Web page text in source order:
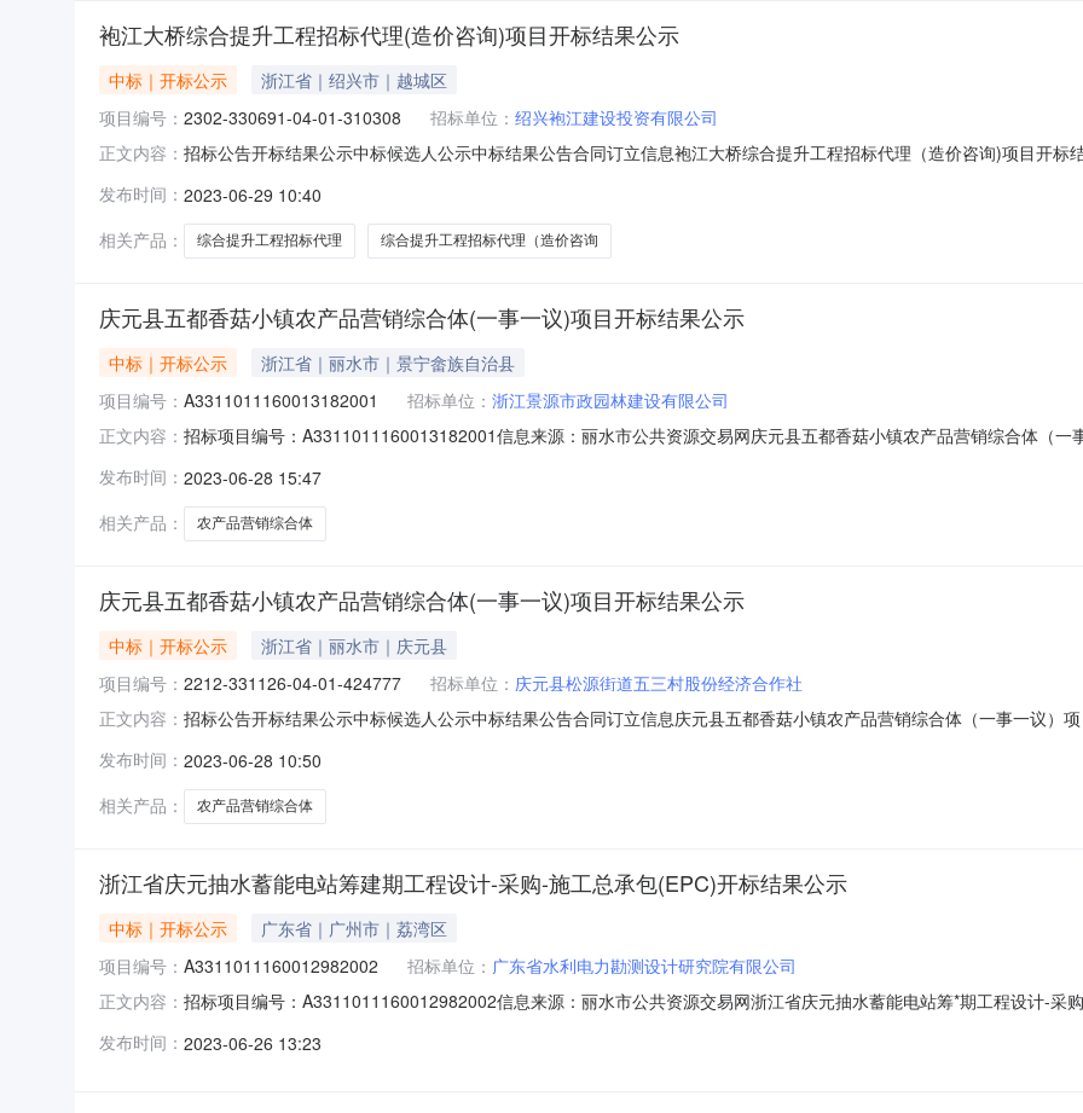
袍江大桥综合提升工程招标代理(造价咨询)项目开标结果公示
中标｜开标公示
浙江省｜绍兴市｜越城区
项目编号： 2302-330691-04-01-310308 招标单位： 绍兴袍江建设投资有限公司
正文内容： 招标公告开标结果公示中标候选人公示中标结果公告合同订立信息袍江大桥综合提升工程招标代理（造价咨询)项目开
询)项目项目代码:2302-330691-04-01-310308招标人:名称:绍兴袍江建设投资有限公司地址:暂无联系人:刘志勇电话:
发布时间： 2023-06-29 10:40
相关产品：
综合提升工程招标代理 综合提升工程招标代理（造价咨询
庆元县五都香菇小镇农产品营销综合体(一事一议)项目开标结果公示
中标｜开标公示
浙江省｜丽水市｜景宁畲族自治县
项目编号： A3311011160013182001 招标单位： 浙江景源市政园林建设有限公司
正文内容： 招标项目编号：A3311011160013182001信息来源：丽水市公共资源交易网庆元县五都香菇小镇农产品营销综合体（
价:0.00元/%;工期:日历天;质量要求:;保证金金额:0.00元,投标文件递交时间:未上传,投标人名称:浙江庆龙建设集团有限公
发布时间： 2023-06-28 15:47
相关产品：
农产品营销综合体
庆元县五都香菇小镇农产品营销综合体(一事一议)项目开标结果公示
中标｜开标公示
浙江省｜丽水市｜庆元县
项目编号： 2212-331126-04-01-424777 招标单位： 庆元县松源街道五三村股份经济合作社
正文内容： 招标公告开标结果公示中标候选人公示中标结果公告合同订立信息庆元县五都香菇小镇农产品营销综合体（一事一议）
（一事一议）项目项目代码:2212-331126-04-01-424777招标人:名称:庆元县松源街道五三村股份经济合作社地址:暂
发布时间： 2023-06-28 10:50
相关产品：
农产品营销综合体
浙江省庆元抽水蓄能电站筹建期工程设计-采购-施工总承包(EPC)开标结果公示
中标｜开标公示
广东省｜广州市｜荔湾区
项目编号： A3311011160012982002 招标单位： 广东省水利电力勘测设计研究院有限公司
正文内容： 招标项目编号：A3311011160012982002信息来源：丽水市公共资源交易网浙江省庆元抽水蓄能电站筹*期工程设计-采
负责人:郭星源;报价:1128583479.28元/%;工期:2192个日历天（计划开工日期2023年07月01日，具体以总监理工程师发
发布时间： 2023-06-26 13:23